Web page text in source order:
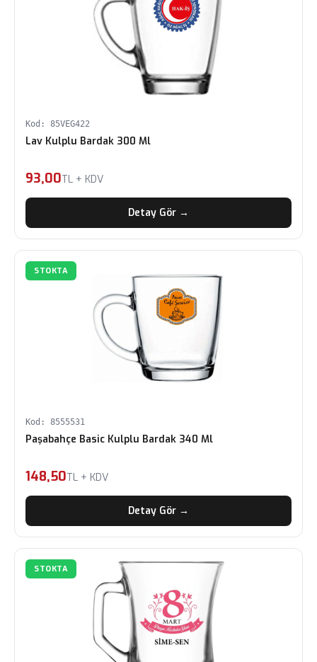
Kod: 85VEG422
Lav Kulplu Bardak 300 Ml
93,00TL + KDV
Detay Gör →
STOKTA
Kod: 8555531
Paşabahçe Basic Kulplu Bardak 340 Ml
148,50TL + KDV
Detay Gör →
STOKTA